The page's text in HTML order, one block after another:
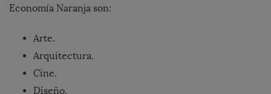
Economía Naranja son:
Arte.
Arquitectura.
Cine.
Diseño.